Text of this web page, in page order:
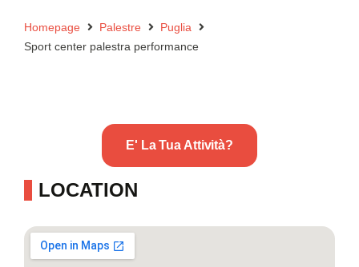
Homepage Palestre
Puglia
Sport center palestra performance
E' La Tua Attività?
LOCATION